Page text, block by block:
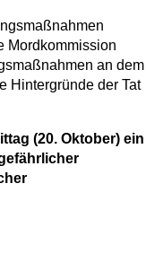
Mordkommission
an dem
Hintergründe der Tat
(20. Oktober) ein